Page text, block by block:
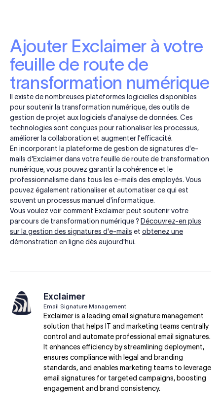
Ajouter Exclaimer à votre
feuille de route de
transformation numérique
Il existe de nombreuses plateformes logicielles disponibles
pour soutenir la transformation numérique, des outils de
gestion de projet aux logiciels d'analyse de données. Ces
technologies sont conçues pour rationaliser les processus,
améliorer la collaboration et augmenter l'efficacité.
En incorporant la plateforme de gestion de signatures d'e-
mails d'Exclaimer dans votre feuille de route de transformation
numérique, vous pouvez garantir la cohérence et le
professionnalisme dans tous les e-mails des employés. Vous
pouvez également rationaliser et automatiser ce qui est
souvent un processus manuel d'informatique.
Vous voulez voir comment Exclaimer peut soutenir votre
parcours de transformation numérique ? Découvrez-en plus
sur la gestion des signatures d'e-mails et obtenez une
démonstration en lignedès aujourd'hui.
Exclaimer
Email Signature Management
Exclaimer is a leading email signature management
solution that helps IT and marketing teams centrally
control and automate professional email signatures.
It enhances efficiency by streamlining deployment,
ensures compliance with legal and branding
standards, and enables marketing teams to leverage
email signatures for targeted campaigns, boosting
engagement and brand consistency.